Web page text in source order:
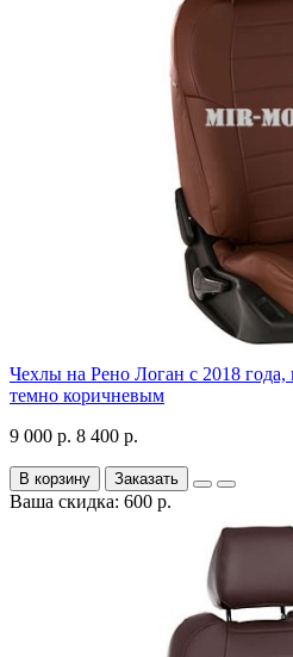
Чехлы на Рено Логан с 2018
темно коричневым
9 000 р. 8 400 р.
В корзину Заказать
Ваша скидка: 600 р.